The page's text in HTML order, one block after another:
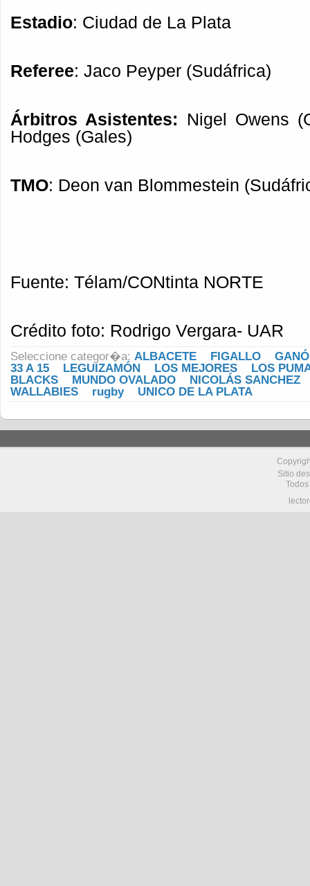
Estadio: Ciudad de La Plata
Referee: Jaco Peyper (Sudáfrica)
Árbitros Asistentes: Nigel Owens
Hodges (Gales)
TMO: Deon van Blommestein
Fuente: Télam/CONtinta NORTE
Crédito foto: Rodrigo Vergara- UAR
Seleccione categor�a: ALBACETE FIGALLO
33 A 15
LEGUIZAMÓN LOS MEJORES
LOS
BLACKS
MUNDO OVALADO
NICOLÁS SANCHEZ
WALLABIES
rugby UNICO DE LA PLATA
Sitio